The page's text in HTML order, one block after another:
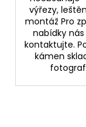
výřezy,
montáž Pro
nabídky
kontaktujte.
kámen